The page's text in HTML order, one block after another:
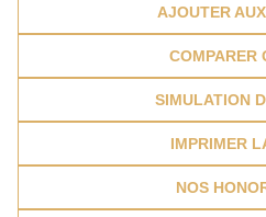
AJOUTER
COMPARER
SIMULATION
IMPRIMER
NOS